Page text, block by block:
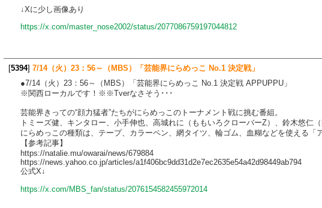
↓Xに少し画像あり
https://x.com/master_nose2002/status/2077086759197044812
[5394] 7/14（火）23：56～（MBS）「芸能界にらめっこ No.1 決定戦」
●7/14（火）23：56～（MBS）「芸能界にらめっこ No.1 決定戦 APPUPPU」
※関西ローカルです！※※Tverなさそう･･･
芸能界きっての“顔力猛者”たちがにらめっこのトーナメント戦に挑む番組。
トミーズ健、キンタロー、小手伸也、高城れに（ももいろクローバーZ）、鈴木悠仁
にらめっこの種類は、テープ、カラーペン、網タイツ、輪ゴム、血糊などを使える「
【参考記事】
https://natalie.mu/owarai/news/679884
https://news.yahoo.co.jp/articles/a1f406bc9dd31d2e7ec2635e54a42d98449ab794
公式X↓
https://x.com/MBS_fan/status/2076154582455972014